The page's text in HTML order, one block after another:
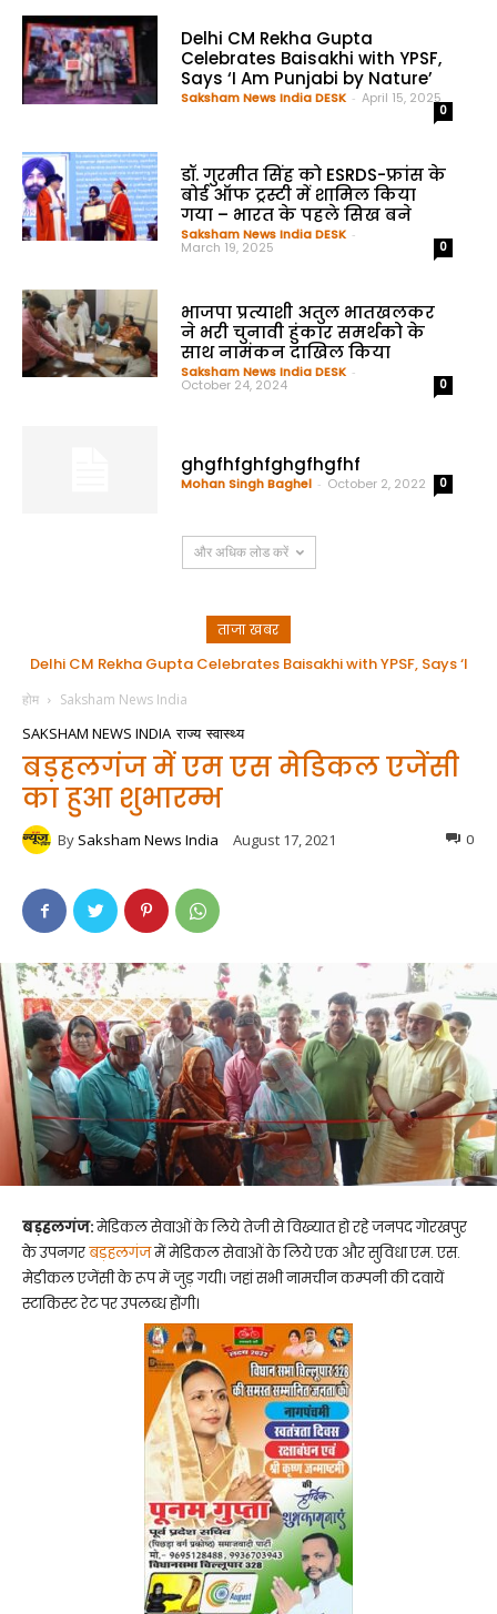
Delhi CM Rekha Gupta
Celebrates Baisakhi with YPSF,
Says ‘I Am Punjabi by Nature’
Saksham News India DESK - April 15, 2025
0
डॉ. गुरमीत सिंह को ESRDS-फ्रांस के
बोर्ड ऑफ ट्रस्टी में शामिल किया
गया – भारत के पहले सिख बने
Saksham News India DESK -
March 19, 2025 0
भाजपा प्रत्याशी अतुल भातखलकर
ने भरी चुनावी हुंकार समर्थको के
साथ नामंकन दाखिल किया
Saksham News India DESK -
October 24, 2024 0
ghgfhfghfghgfhgfhf
Mohan Singh Baghel - October 2, 2022 0
और अधिक लोड करें